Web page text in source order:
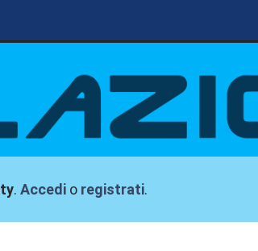
.Accedi o registrati.